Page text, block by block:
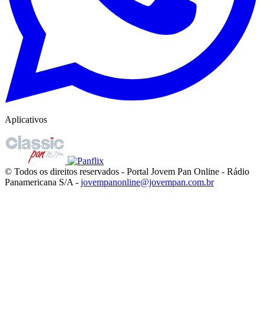
Aplicativos
© Todos os direitos reservados - Portal Jovem Pan Online - Rádio
Panamericana S/A - jovempanonline@jovempan.com.br